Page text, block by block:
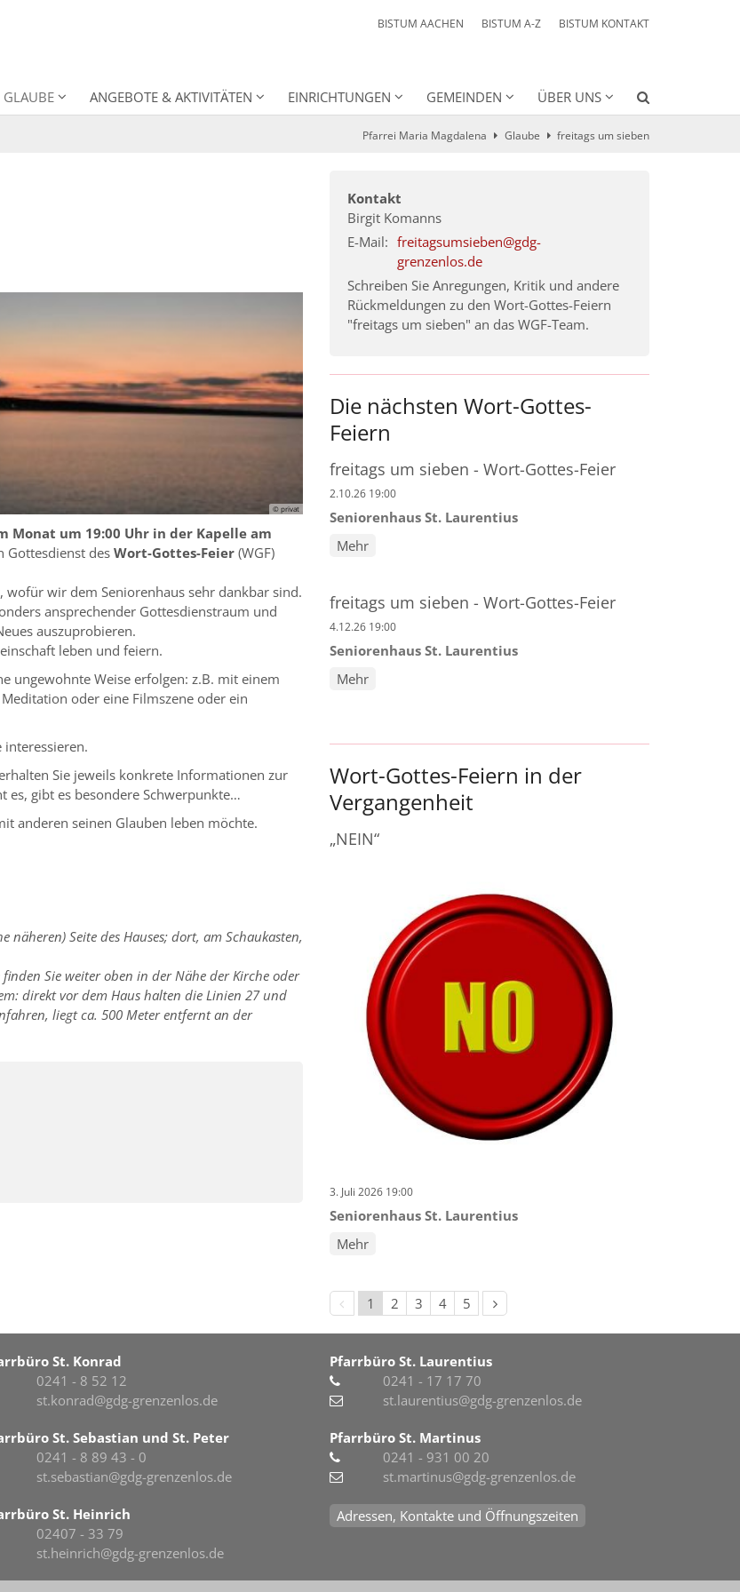
BISTUM AACHEN BISTUM A-Z BISTUM KONTAKT
GLAUBE ANGEBOTE & AKTIVITÄTEN EINRICHTUNGEN GEMEINDEN ÜBER UNS
Pfarrei Maria Magdalena Glaube freitags um sieben
© privat
Monat um 19:00 Uhr in der Kapelle am
Gottesdienst des Wort-Gottes-Feier (WGF)
wofür wir dem Seniorenhaus sehr dankbar sind.
ansprechender Gottesdienstraum und
auszuprobieren.
leben und feiern.
ungewohnte Weise erfolgen: z.B. mit einem
oder eine Filmszene oder ein
interessieren.
Sie jeweils konkrete Informationen zur
es, gibt es besondere Schwerpunkte…
anderen seinen Glauben leben möchte.
näheren) Seite des Hauses; dort, am Schaukasten,
Sie weiter oben in der Nähe der Kirche oder
direkt vor dem Haus halten die Linien 27 und
liegt ca. 500 Meter entfernt an der
Kontakt
Birgit Komanns
E-Mail: freitagsumsieben@gdg-
grenzenlos.de
Schreiben Sie Anregungen, Kritik und andere
Rückmeldungen zu den Wort-Gottes-Feiern
"freitags um sieben" an das WGF-Team.
Die nächsten Wort-Gottes-
Feiern
freitags um sieben - Wort-Gottes-Feier
2.10.26 19:00
Seniorenhaus St. Laurentius
Mehr
freitags um sieben - Wort-Gottes-Feier
4.12.26 19:00
Seniorenhaus St. Laurentius
Mehr
Wort-Gottes-Feiern in der
Vergangenheit
„NEIN“
3. Juli 2026 19:00
Seniorenhaus St. Laurentius
Mehr
Vorherige Seite
1 2 3 4 5 Nächste Seite
St. Konrad
0241 - 8 52 12
st.konrad@gdg-grenzenlos.de
St. Sebastian und St. Peter
0241 - 8 89 43 - 0
st.sebastian@gdg-grenzenlos.de
St. Heinrich
02407 - 33 79
st.heinrich@gdg-grenzenlos.de
Pfarrbüro St. Laurentius
0241 - 17 17 70
st.laurentius@gdg-grenzenlos.de
Pfarrbüro St. Martinus
0241 - 931 00 20
st.martinus@gdg-grenzenlos.de
Adressen, Kontakte und Öffnungszeiten